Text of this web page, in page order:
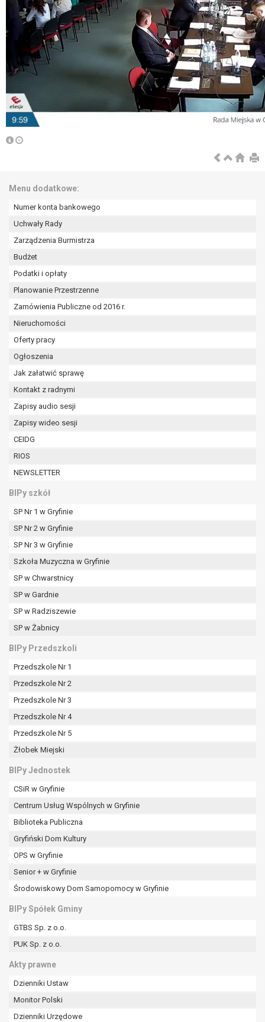
Menu dodatkowe:
Numer konta bankowego
Uchwały Rady
Zarządzenia Burmistrza
Budżet
Podatki i opłaty
Planowanie Przestrzenne
Zamówienia Publiczne od 2016 r.
Nieruchomości
Oferty pracy
Ogłoszenia
Jak załatwić sprawę
Kontakt z radnymi
Zapisy audio sesji
Zapisy wideo sesji
CEIDG
RIOS
NEWSLETTER
BIPy szkół
SP Nr 1 w Gryfinie
SP Nr 2 w Gryfinie
SP Nr 3 w Gryfinie
Szkoła Muzyczna w Gryfinie
SP w Chwarstnicy
SP w Gardnie
SP w Radziszewie
SP w Żabnicy
BIPy Przedszkoli
Przedszkole Nr 1
Przedszkole Nr 2
Przedszkole Nr 3
Przedszkole Nr 4
Przedszkole Nr 5
Żłobek Miejski
BIPy Jednostek
CSiR w Gryfinie
Centrum Usług Wspólnych w Gryfinie
Biblioteka Publiczna
Gryfiński Dom Kultury
OPS w Gryfinie
Senior + w Gryfinie
Środowiskowy Dom Samopomocy w Gryfinie
BIPy Spółek Gminy
GTBS Sp. z o.o.
PUK Sp. z o.o.
Akty prawne
Dzienniki Ustaw
Monitor Polski
Dzienniki Urzędowe